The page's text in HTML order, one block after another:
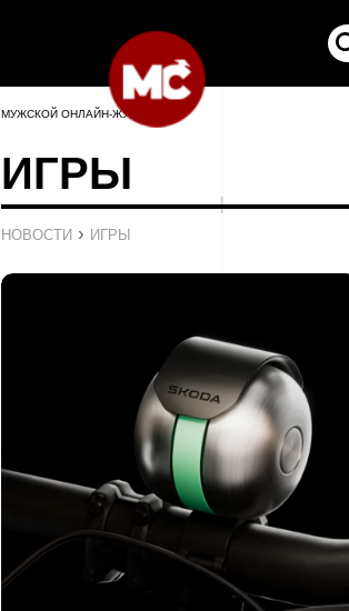
МУЖСКОЙ ОНЛАЙН-ЖУРНАЛ
ИГРЫ
НОВОСТИ › ИГРЫ